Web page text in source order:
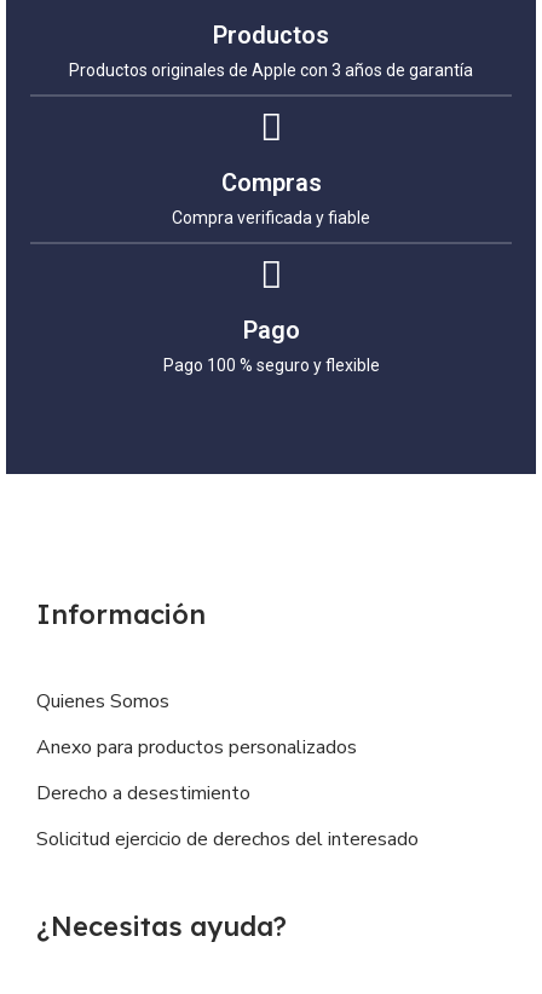
Productos
Productos originales de Apple con 3 años de garantía
Compras
Compra verificada y fiable
Pago
Pago 100 % seguro y flexible
Información
Quienes Somos
Anexo para productos personalizados
Derecho a desestimiento
Solicitud ejercicio de derechos del interesado
¿Necesitas ayuda?